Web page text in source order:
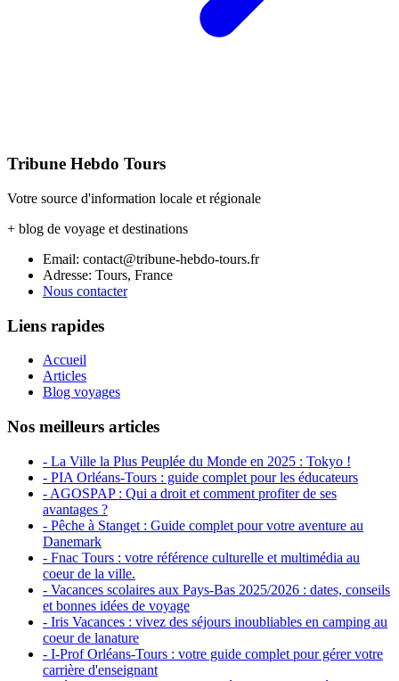
Tribune Hebdo Tours
Votre source d'information locale et régionale
+ blog de voyage et destinations
Email: contact@tribune-hebdo-tours.fr
Adresse: Tours, France
Nous contacter
Liens rapides
Accueil
Articles
Blog voyages
Nos meilleurs articles
- La Ville la Plus Peuplée du Monde en 2025 : Tokyo !
- PIA Orléans-Tours : guide complet pour les éducateurs
- AGOSPAP : Qui a droit et comment profiter de ses
avantages ?
- Pêche à Stanget : Guide complet pour votre aventure au
Danemark
- Fnac Tours : votre référence culturelle et multimédia au
coeur de la ville.
- Vacances scolaires aux Pays-Bas 2025/2026 : dates, conseils
et bonnes idées de voyage
- Iris Vacances : vivez des séjours inoubliables en camping au
coeur de lanature
- I-Prof Orléans-Tours : votre guide complet pour gérer votre
carrière d'enseignant